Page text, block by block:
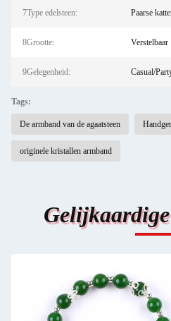
7Type edelsteen: Paarse
8Grootte: Verstelbaar
9Gelegenheid: Casual/
Tags:
De armband van de agaatsteen
originele kristallen armband